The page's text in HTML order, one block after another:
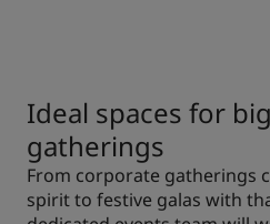
Ideal spaces for
gatherings
From corporate gatherings
spirit to festive galas with